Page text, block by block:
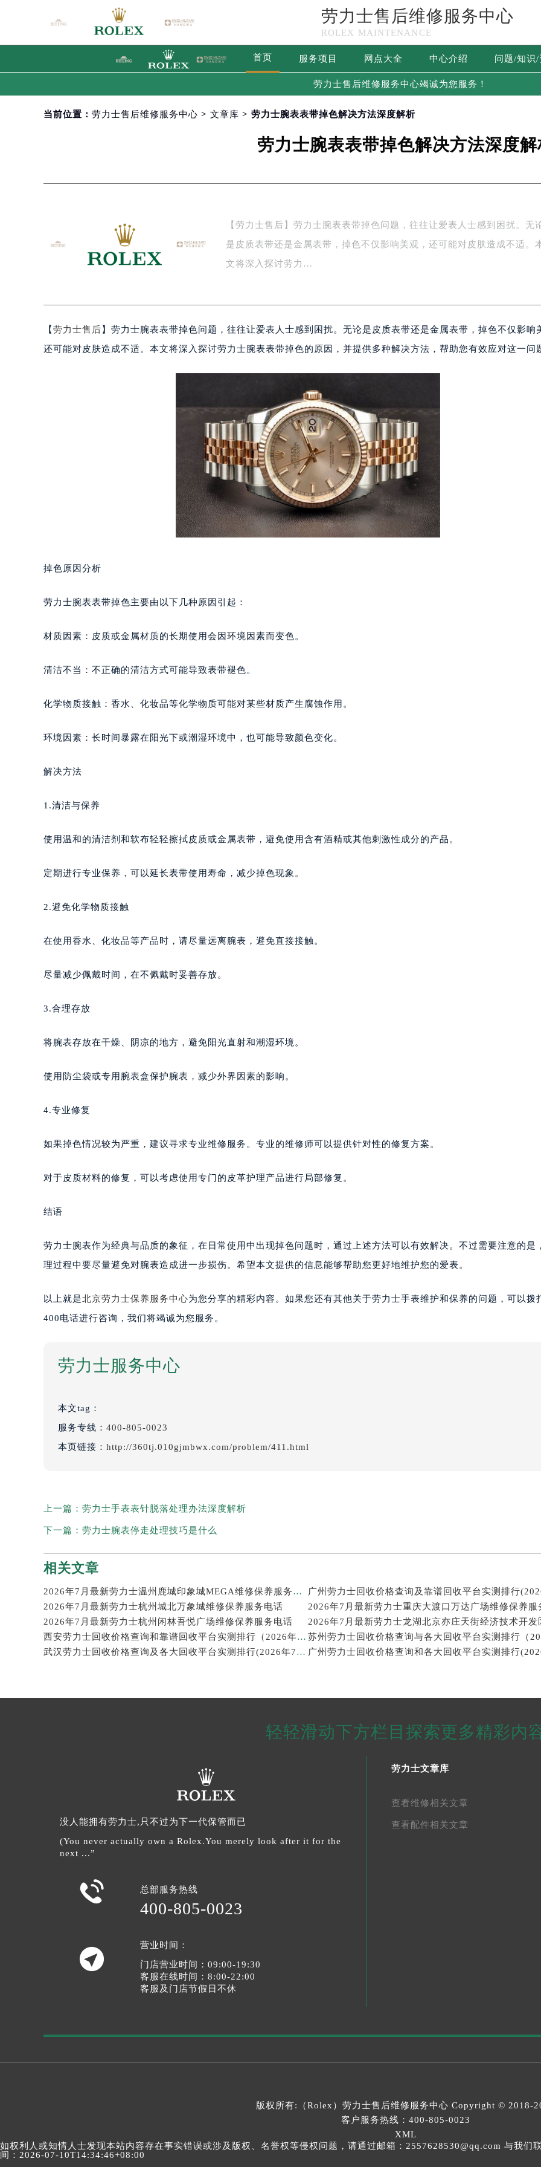
劳力士售后维修服务中心
ROLEX MAINTENANCE
首页 服务项目 网点大全 中心介绍 问题/知识/
劳力士售后维修服务中心竭诚为您服务！
当前位置： 劳力士售后维修服务中心 > 文章库 > 劳力士腕表表带掉色解决方法深度解析
劳力士腕表表带掉色解决方法深度解
【劳力士售后】劳力士腕表表带掉色问题，往往让爱表人士感到困扰。无
是皮质表带还是金属表带，掉色不仅影响美观，还可能对皮肤造成不适。
文将深入探讨劳力…
【 劳力士售后 】劳力士腕表表带掉色问题，往往让爱表人士感到困扰。无论是皮质表带还是金属表带，掉色不仅影响
还可能对皮肤造成不适。本文将深入探讨劳力士腕表表带掉色的原因，并提供多种解决方法，帮助您有效应对这一问
掉色原因分析
劳力士腕表表带掉色主要由以下几种原因引起：
材质因素：皮质或金属材质的长期使用会因环境因素而变色。
清洁不当：不正确的清洁方式可能导致表带褪色。
化学物质接触：香水、化妆品等化学物质可能对某些材质产生腐蚀作用。
环境因素：长时间暴露在阳光下或潮湿环境中，也可能导致颜色变化。
解决方法
1.清洁与保养
使用温和的清洁剂和软布轻轻擦拭皮质或金属表带，避免使用含有酒精或其他刺激性成分的产品。
定期进行专业保养，可以延长表带使用寿命，减少掉色现象。
2.避免化学物质接触
在使用香水、化妆品等产品时，请尽量远离腕表，避免直接接触。
尽量减少佩戴时间，在不佩戴时妥善存放。
3.合理存放
将腕表存放在干燥、阴凉的地方，避免阳光直射和潮湿环境。
使用防尘袋或专用腕表盒保护腕表，减少外界因素的影响。
4.专业修复
如果掉色情况较为严重，建议寻求专业维修服务。专业的维修师可以提供针对性的修复方案。
对于皮质材料的修复，可以考虑使用专门的皮革护理产品进行局部修复。
结语
劳力士腕表作为经典与品质的象征，在日常使用中出现掉色问题时，通过上述方法可以有效解决。不过需要注意的是
理过程中要尽量避免对腕表造成进一步损伤。希望本文提供的信息能够帮助您更好地维护您的爱表。
以上就是北京劳力士保养服务中心为您分享的精彩内容。如果您还有其他关于劳力士手表维护和保养的问题，可以拨
400电话进行咨询，我们将竭诚为您服务。
劳力士服务中心
本文tag：
服务专线： 400-805-0023
本页链接： http://360tj.010gjmbwx.com/problem/411.html
上一篇： 劳力士手表表针脱落处理办法深度解析
下一篇： 劳力士腕表停走处理技巧是什么
相关文章
2026年7月最新劳力士温州鹿城印象城MEGA维修保养服务电话
2026年7月最新劳力士杭州城北万象城维修保养服务电话
2026年7月最新劳力士重庆大渡口万达广场维修保养服
2026年7月最新劳力士杭州闲林吾悦广场维修保养服务电话
西安劳力士回收价格查询和靠谱回收平台实测排行（2026年7月最新）
武汉劳力士回收价格查询及各大回收平台实测排行(2026年7月最新数据)
轻轻滑动下方栏目探索更多精彩内
没人能拥有劳力士,只不过为下一代保管而已
(You never actually own a Rolex.You merely look after it for the
next ...”
 总部服务热线
400-805-0023

营业时间：
门店营业时间：09:00-19:30
客服在线时间：8:00-22:00
客服及门店节假日不休
劳力士文章库
查看维修相关文章
查看配件相关文章
版权所有:（Rolex） 劳力士售后维修服务中心 Copyright © 2018-
客户服务热线： 400-805-0023
XML
如权利人或知情人士发现本站内容存在事实错误或涉及版权、名誉权等侵权问题，请通过邮箱：2557628530@qq.com 与我们
间：2026-07-10T14:34:46+08:00